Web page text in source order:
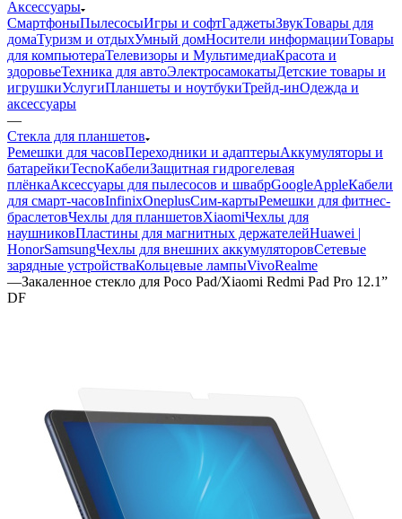
Аксессуары
СмартфоныПылесосыИгры и софтГаджетыЗвукТовары для
домаТуризм и отдыхУмный домНосители информацииТовары
для компьютераТелевизоры и МультимедиаКрасота и
здоровьеТехника для автоЭлектросамокатыДетские товары и
игрушкиУслугиПланшеты и ноутбукиТрейд-инОдежда и
аксессуары
—
Стекла для планшетов
Ремешки для часовПереходники и адаптерыАккумуляторы и
батарейкиTecnoКабелиЗащитная гидрогелевая
плёнкаАксессуары для пылесосов и швабрGoogleAppleКабели
для смарт-часовInfinixOneplusСим-картыРемешки для фитнес-
браслетовЧехлы для планшетовXiaomiЧехлы для
наушниковПластины для магнитных держателейHuawei |
HonorSamsungЧехлы для внешних аккумуляторовСетевые
зарядные устройстваКольцевые лампыVivoRealme
—Закаленное стекло для Poco Pad/Xiaomi Redmi Pad Pro 12.1”
DF